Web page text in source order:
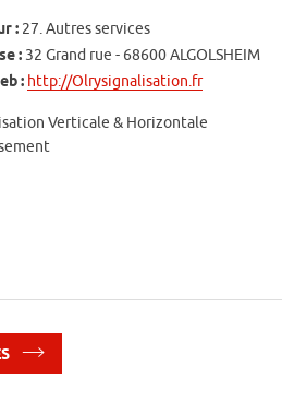
: 27. Autres services
: 32 Grand rue - 68600 ALGOLSHEIM
: http://Olrysignalisation.fr
Verticale & Horizontale